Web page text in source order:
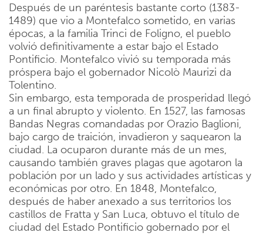
Después de un paréntesis bastante corto (1383-
1489) que vio a Montefalco sometido, en varias
épocas, a la familia Trinci de Foligno, el pueblo
volvió definitivamente a estar bajo el Estado
Pontificio. Montefalco vivió su temporada más
próspera bajo el gobernador Nicolò Maurizi da
Tolentino.
Sin embargo, esta temporada de prosperidad llegó
a un final abrupto y violento. En 1527, las famosas
Bandas Negras comandadas por Orazio Baglioni,
bajo cargo de traición, invadieron y saquearon la
ciudad. La ocuparon durante más de un mes,
causando también graves plagas que agotaron la
población por un lado y sus actividades artísticas y
económicas por otro. En 1848, Montefalco,
después de haber anexado a sus territorios los
castillos de Fratta y San Luca, obtuvo el título de
ciudad del Estado Pontificio gobernado por el